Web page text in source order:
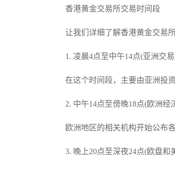
香港黄金交易所交易时间段
让我们详细了解香港黄金交易
1. 凌晨4点至中午14点(亚洲交
在这个时间段，主要由亚洲投
2. 中午14点至傍晚18点(欧洲经
欧洲地区的相关机构开始公布
3. 晚上20点至深夜24点(欧盘和